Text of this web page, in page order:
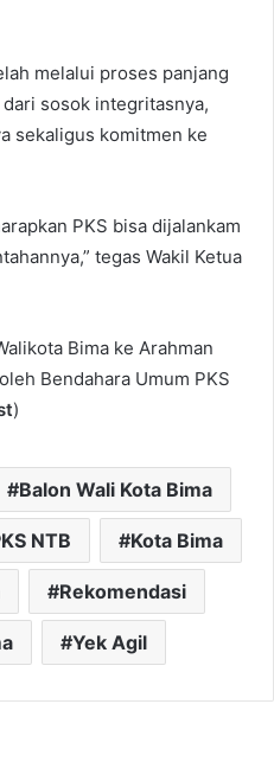
melalui proses panjang
sosok integritasnya,
sekaligus komitmen ke
PKS bisa dijalankam
tegas Wakil Ketua
Bima ke Arahman
Bendahara Umum PKS
)
Balon Wali Kota Bima
NTB Kota Bima
Rekomendasi
Yek Agil